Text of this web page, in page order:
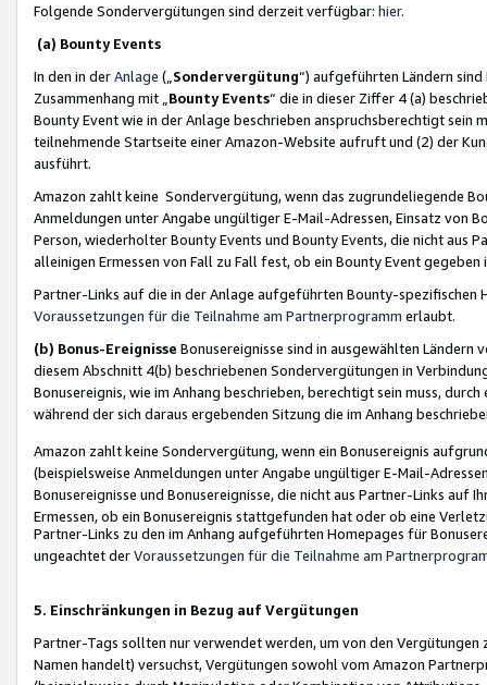
Folgende Sondervergütungen sind derzeit verfügbar: hier.
(a) Bounty Events
In den in derAnlage („ Sondervergütung“) aufgeführten Ländern
Zusammenhang mit „ Bounty Events“ die in dieser Ziffer 4 (a)
Bounty Event wie in der Anlage beschrieben anspruchsberechtigt sein
teilnehmende Startseite einer Amazon-Website aufruft und (2) der
ausführt.
Amazon zahlt keine Sondervergütung, wenn das zugrundeliegende
Anmeldungen unter Angabe ungültiger E-Mail-Adressen, Einsatz von
Person, wiederholter Bounty Events und Bounty Events, die nicht
alleinigen Ermessen von Fall zu Fall fest, ob ein Bounty Event
Partner-Links auf die in der Anlage aufgeführten Bounty-spezifischen
Voraussetzungen für die Teilnahme am Partnerprogramm erlaubt.
(b) Bonus-Ereignisse Bonusereignisse sind in ausgewählten Ländern
diesem Abschnitt 4(b) beschriebenen Sondervergütungen in
Bonusereignis, wie im Anhang beschrieben, berechtigt sein muss,
während der sich daraus ergebenden Sitzung die im Anhang
Amazon zahlt keine Sondervergütung, wenn ein Bonusereignis
(beispielsweise Anmeldungen unter Angabe ungültiger E-Mail-
Bonusereignisse und Bonusereignisse, die nicht aus Partner-Links auf
Ermessen, ob ein Bonusereignis stattgefunden hat oder ob eine
Partner-Links zu den im Anhang aufgeführten Homepages für
ungeachtet derVoraussetzungen für die Teilnahme am
5. Einschränkungen in Bezug auf Vergütungen
Partner-Tags sollten nur verwendet werden, um von den
Namen handelt) versuchst, Vergütungen sowohl vom Amazon